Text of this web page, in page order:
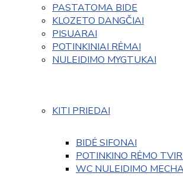
PASTATOMA BIDE
KLOZETO DANGČIAI
PISUARAI
POTINKINIAI RĖMAI
NULEIDIMO MYGTUKAI
KITI PRIEDAI
BIDĖ SIFONAI
POTINKINO RĖMO
WC NULEIDIMO